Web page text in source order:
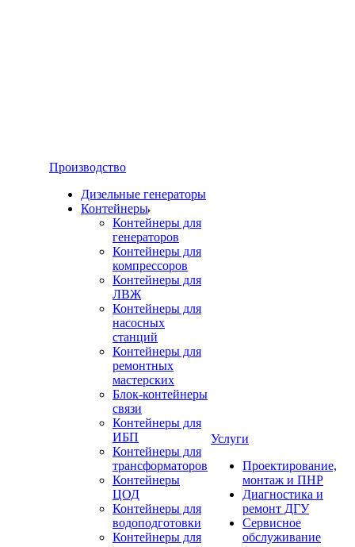
Производство
Дизельные генераторы
Контейнеры
Контейнеры для
генераторов
Контейнеры для
компрессоров
Контейнеры для
ЛВЖ
Контейнеры для
насосных
станций
Контейнеры для
ремонтных
мастерских
Блок-контейнеры
связи
Контейнеры для
ИБП
Контейнеры для
трансформаторов
Контейнеры
ЦОД
Контейнеры для
водоподготовки
Контейнеры для
Услуги
Проектирование,
монтаж и ПНР
Диагностика и
ремонт ДГУ
Сервисное
обслуживание